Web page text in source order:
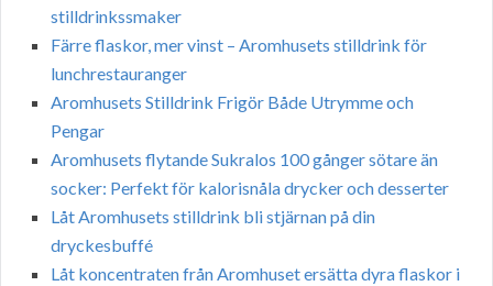
stilldrinkssmaker
Färre flaskor, mer vinst – Aromhusets stilldrink för
lunchrestauranger
Aromhusets Stilldrink Frigör Både Utrymme och
Pengar
Aromhusets flytande Sukralos 100 gånger sötare än
socker: Perfekt för kalorisnåla drycker och desserter
Låt Aromhusets stilldrink bli stjärnan på din
dryckesbuffé
Låt koncentraten från Aromhuset ersätta dyra flaskor i